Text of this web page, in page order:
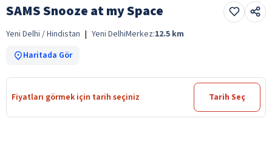
SAMS Snooze at my Space
Yeni Delhi / Hindistan | Yeni DelhiMerkez:12.5 km
Haritada Gör
Fiyatları görmek için tarih seçiniz Tarih Seç